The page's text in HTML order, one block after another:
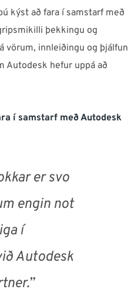
kýst að fara í samstarf með
þekkingu og
vörum, innleiðingu og þjálfun
Autodesk hefur uppá að
í samstarf með Autodesk
er svo
engin not
í
Autodesk
.”